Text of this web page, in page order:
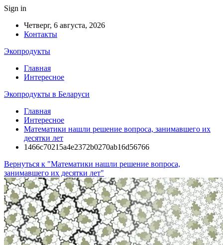
Sign in
Четверг, 6 августа, 2026
Контакты
Экопродукты
Главная
Интересное
Экопродукты в Беларуси
Главная
Интересное
Математики нашли решение вопроса, занимавшего их
десятки лет
1466c70215a4e2372b0270ab16d56766
Вернуться к "Математики нашли решение вопроса,
занимавшего их десятки лет"